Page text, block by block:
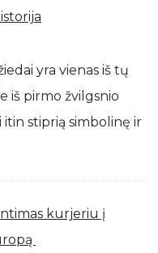
yra vienas iš tų
iš pirmo žvilgsnio
stiprią simbolinę ir
kurjeriu į